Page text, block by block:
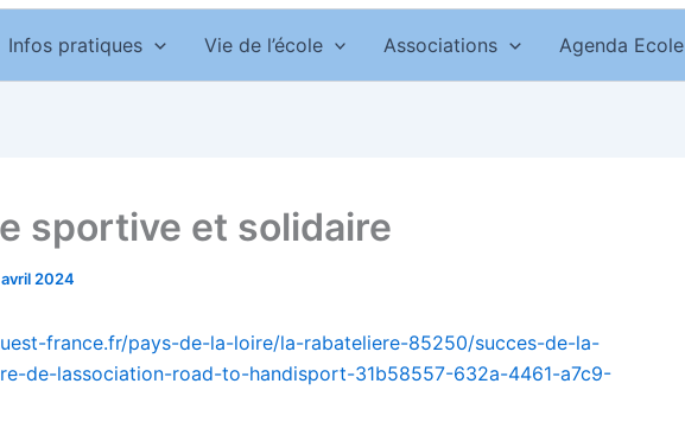
Infos pratiques Vie de l’école Associations Agenda Ecole
sportive et solidaire
avril 2024
france.fr/pays-de-la-loire/la-rabateliere-85250/succes-de-la-
de-lassociation-road-to-handisport-31b58557-632a-4461-a7c9-